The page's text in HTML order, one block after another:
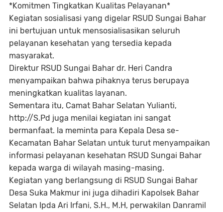
*Komitmen Tingkatkan Kualitas Pelayanan*
Kegiatan sosialisasi yang digelar RSUD Sungai Bahar
ini bertujuan untuk mensosialisasikan seluruh
pelayanan kesehatan yang tersedia kepada
masyarakat.
Direktur RSUD Sungai Bahar dr. Heri Candra
menyampaikan bahwa pihaknya terus berupaya
meningkatkan kualitas layanan.
Sementara itu, Camat Bahar Selatan Yulianti,
http://S.Pd juga menilai kegiatan ini sangat
bermanfaat. Ia meminta para Kepala Desa se-
Kecamatan Bahar Selatan untuk turut menyampaikan
informasi pelayanan kesehatan RSUD Sungai Bahar
kepada warga di wilayah masing-masing.
Kegiatan yang berlangsung di RSUD Sungai Bahar
Desa Suka Makmur ini juga dihadiri Kapolsek Bahar
Selatan Ipda Ari Irfani, S.H., M.H, perwakilan Danramil